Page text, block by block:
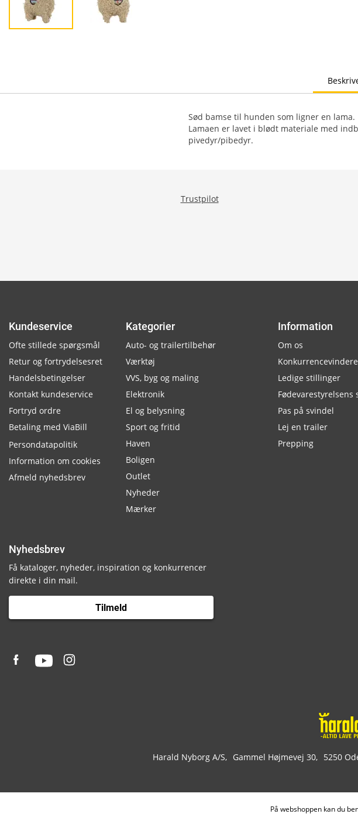
Sød bamse til hunden som ligner en lama.
Lamaen er lavet i blødt materiale med
pivedyr/pibedyr.
Trustpilot
Kundeservice
Ofte stillede spørgsmål
Retur og fortrydelsesret
Handelsbetingelser
Kontakt kundeservice
Fortryd ordre
Betaling med ViaBill
Persondatapolitik
Information om cookies
Afmeld nyhedsbrev
Kategorier
Auto- og trailertilbehør
Værktøj
VVS, byg og maling
Elektronik
El og belysning
Sport og fritid
Haven
Boligen
Outlet
Nyheder
Mærker
Information
Om os
Konkurrencevindere
Ledige stillinger
Pas på svindel
Lej en trailer
Prepping
Nyhedsbrev
Få kataloger, nyheder, inspiration og konkurrencer
direkte i din mail.
Tilmeld
Harald Nyborg A/S Gammel Højmevej 30 5250
På webshoppen kan du